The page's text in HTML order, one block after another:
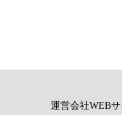
運営会社WEB